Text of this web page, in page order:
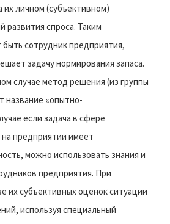
их личном (субъективном)
развития спроса. Таким
сотрудник предприятия,
задачу нормирования запаса.
случае метод решения (из группы
название «опытно-
если задача в сфере
предприятии имеет
можно использовать знания и
предприятия. При
их субъективных оценок ситуации
используя специальный